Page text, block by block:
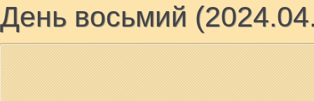
День восьмий